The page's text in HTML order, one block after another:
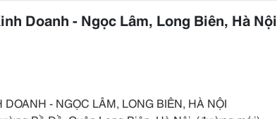
Doanh - Ngọc Lâm, Long Biên, Hà Nội
- NGỌC LÂM, LONG BIÊN, HÀ NỘI